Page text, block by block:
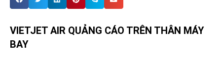
VIETJET AIR QUẢNG CÁO TRÊN THÂN MÁY
BAY